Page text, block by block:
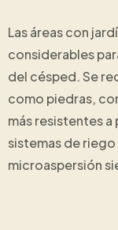
Las áreas con
considerables
del césped. Se
como piedras,
más resistentes
sistemas de
microaspersión